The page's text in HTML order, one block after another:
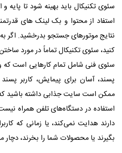
سئوی تکنیکال باید بهینه شود تا پایه و
استفاد از محتوا و بک لینک های
نتایج موتورهای جستجو بدرخشید. اگر
کنید، سئوی تکنیکال تماماً در مورد
سئوی فنی شامل تمام کارهایی است که
پسند، آسان برای پیمایش، کاربر
ممکن است سایت جذابی داشته باشید
استفاده در دستگاه‌های تلفن همراه
دارند هدایت نمی‌کند، یا زمانی که
بگیرند یا محصولات شما را بخرند،